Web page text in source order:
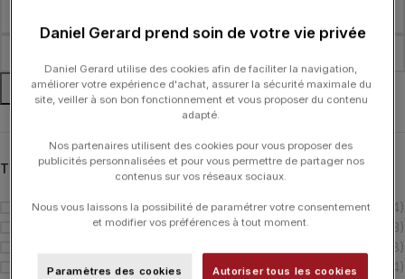
FILTRER
TYPOLOGIE
Bague
(4)
Boucles d'Oreilles
(3)
(8)
Collier
(4)
Daniel Gerard prend soin de votre vie privée
Daniel Gerard utilise des cookies afin de faciliter la navigation,
améliorer votre expérience d'achat, assurer la sécurité maximale du
site, veiller à son bon fonctionnement et vous proposer du contenu
adapté.
Nos partenaires utilisent des cookies pour vous proposer des
publicités personnalisées et pour vous permettre de partager nos
contenus sur vos réseaux sociaux.
Nous vous laissons la possibilité de paramétrer votre consentement
et modifier vos préférences à tout moment.
Paramètres des cookies Autoriser tous les cookies